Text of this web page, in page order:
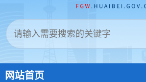
网站首页